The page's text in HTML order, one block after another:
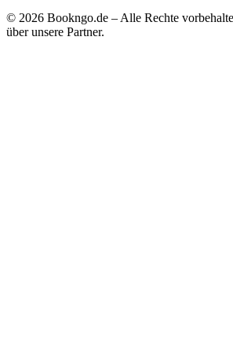
© 2026 Bookngo.de – Alle Rechte
über unsere Partner.